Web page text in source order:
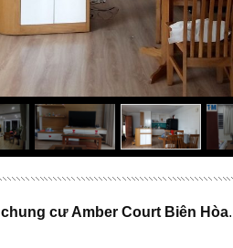
cư Amber Court Biên Hòa